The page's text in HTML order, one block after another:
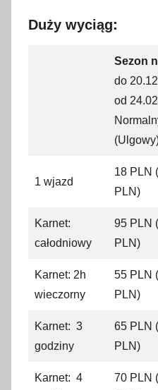
Duży wyciąg:
Sezon
do
od
1 wjazd
18 PLN
PLN)
Karnet:
całodniowy
95 PLN
PLN)
Karnet: 2h
wieczorny
55 PLN
PLN)
Karnet: 3
godziny
65 PLN
PLN)
Karnet: 4
70 PLN